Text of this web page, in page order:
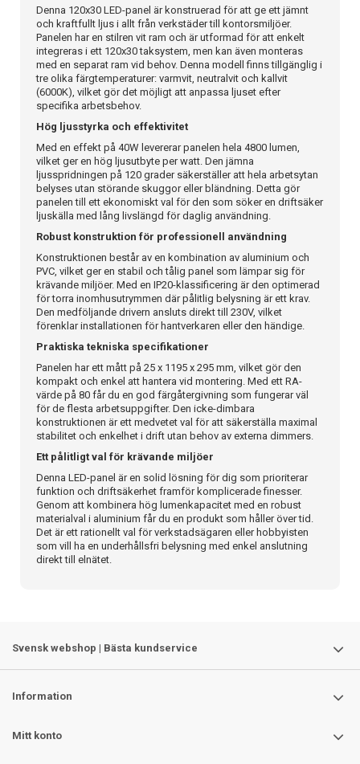
Denna 120x30 LED-panel är konstruerad för att ge ett jämnt
och kraftfullt ljus i allt från verkstäder till kontorsmiljöer.
Panelen har en stilren vit ram och är utformad för att enkelt
integreras i ett 120x30 taksystem, men kan även monteras
med en separat ram vid behov. Denna modell finns tillgänglig i
tre olika färgtemperaturer: varmvit, neutralvit och kallvit
(6000K), vilket gör det möjligt att anpassa ljuset efter
specifika arbetsbehov.
Hög ljusstyrka och effektivitet
Med en effekt på 40W levererar panelen hela 4800 lumen,
vilket ger en hög ljusutbyte per watt. Den jämna
ljusspridningen på 120 grader säkerställer att hela arbetsytan
belyses utan störande skuggor eller bländning. Detta gör
panelen till ett ekonomiskt val för den som söker en driftsäker
ljuskälla med lång livslängd för daglig användning.
Robust konstruktion för professionell användning
Konstruktionen består av en kombination av aluminium och
PVC, vilket ger en stabil och tålig panel som lämpar sig för
krävande miljöer. Med en IP20-klassificering är den optimerad
för torra inomhusutrymmen där pålitlig belysning är ett krav.
Den medföljande drivern ansluts direkt till 230V, vilket
förenklar installationen för hantverkaren eller den händige.
Praktiska tekniska specifikationer
Panelen har ett mått på 25 x 1195 x 295 mm, vilket gör den
kompakt och enkel att hantera vid montering. Med ett RA-
värde på 80 får du en god färgåtergivning som fungerar väl
för de flesta arbetsuppgifter. Den icke-dimbara
konstruktionen är ett medvetet val för att säkerställa maximal
stabilitet och enkelhet i drift utan behov av externa dimmers.
Ett pålitligt val för krävande miljöer
Denna LED-panel är en solid lösning för dig som prioriterar
funktion och driftsäkerhet framför komplicerade finesser.
Genom att kombinera hög lumenkapacitet med en robust
materialval i aluminium får du en produkt som håller över tid.
Det är ett rationellt val för verkstadsägaren eller hobbyisten
som vill ha en underhållsfri belysning med enkel anslutning
direkt till elnätet.
Svensk webshop | Bästa kundservice
Information
Mitt konto